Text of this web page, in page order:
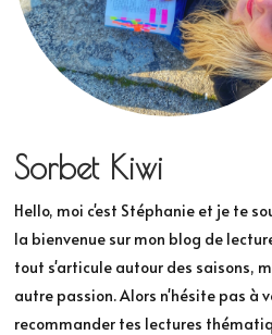
Sorbet Kiwi
Hello, moi c'est Stéphanie et je te
la bienvenue sur mon blog de
tout s'articule autour des saisons,
autre passion. Alors n'hésite pas à
recommander tes lectures